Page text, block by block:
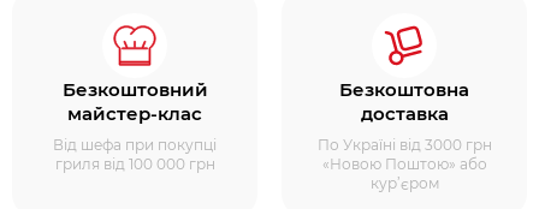
Безкоштовний
майстер-клас
Від шефа при покупці
гриля від 100 000 грн
Безкоштовна
доставка
По Україні від 3000 грн
«Новою Поштою» або
кур’єром